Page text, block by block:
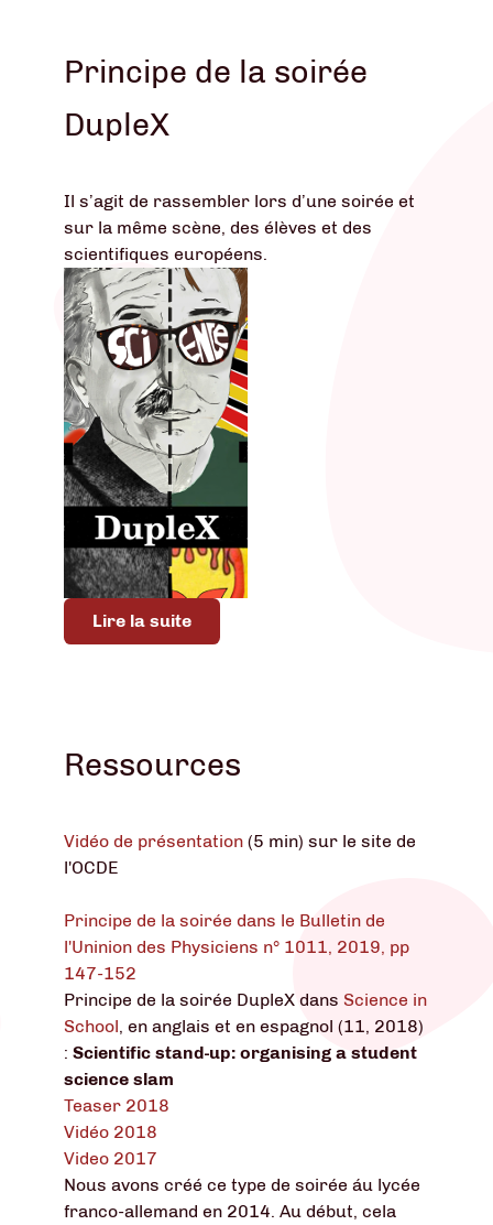
Principe de la soirée
DupleX
Il s’agit de rassembler lors d’une soirée et
sur la même scène, des élèves et des
scientifiques européens.
Lire la suite
Ressources
Vidéo de présentation (5 min) sur le site de
l'OCDE
Principe de la soirée dans le Bulletin de
l'Uninion des Physiciens n° 1011, 2019, pp
147-152
Principe de la soirée DupleX dans Science in
School, en anglais et en espagnol (11, 2018)
: Scientific stand-up: organising a student
science slam
Teaser 2018
Vidéo 2018
Video 2017
Nous avons créé ce type de soirée áu lycée
franco-allemand en 2014. Au début, cela